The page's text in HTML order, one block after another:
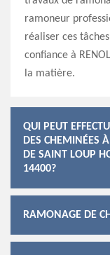
ramoneur
réaliser ces
confiance à
la matière.
QUI PEUT
DES CHEMINÉES
DE SAINT LOUP
14400?
RAMONAGE DE